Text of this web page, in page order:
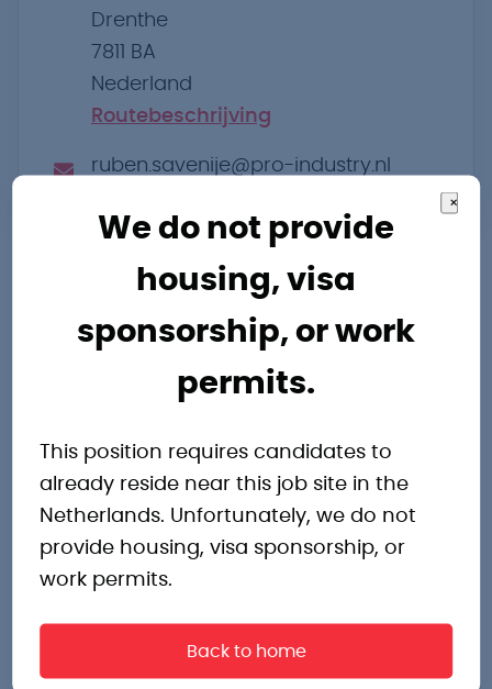
×
We do not provide
housing, visa
sponsorship, or work
permits.
This position requires candidates to
already reside near this job site in the
Netherlands. Unfortunately, we do not
provide housing, visa sponsorship, or
work permits.
Back to home
Drenthe
7811 BA
Nederland
Routebeschrijving
ruben.savenije@pro-industry.nl
Andere
interessante
vacatures